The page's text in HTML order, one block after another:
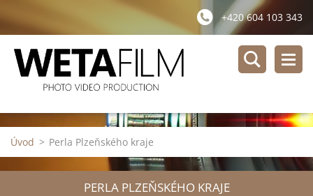
+420 604 103 343
Úvod > Perla Plzeňského kraje
PERLA PLZEŇSKÉHO KRAJE